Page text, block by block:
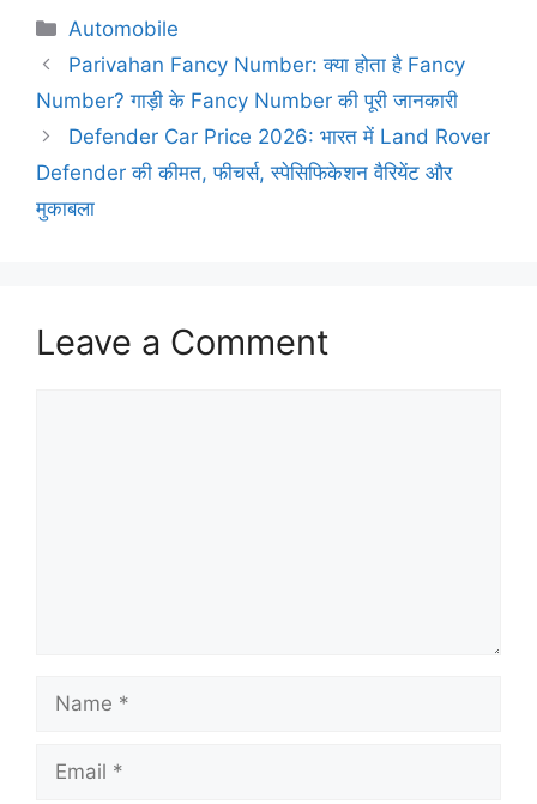
Automobile
Parivahan Fancy Number: क्या होता है Fancy
Number? गाड़ी के Fancy Number की पूरी जानकारी
Defender Car Price 2026: भारत में Land Rover
Defender की कीमत, फीचर्स, स्पेसिफिकेशन वैरियेंट और
मुकाबला
Leave a Comment